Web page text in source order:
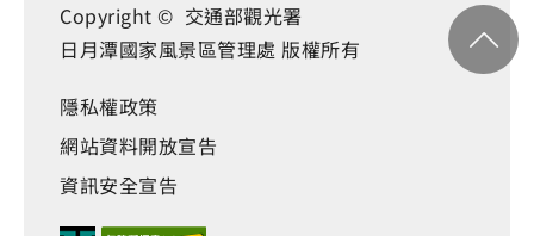
Copyright © 交通部觀光署
日月潭國家風景區管理處 版權所有
隱私權政策
網站資料開放宣告
資訊安全宣告